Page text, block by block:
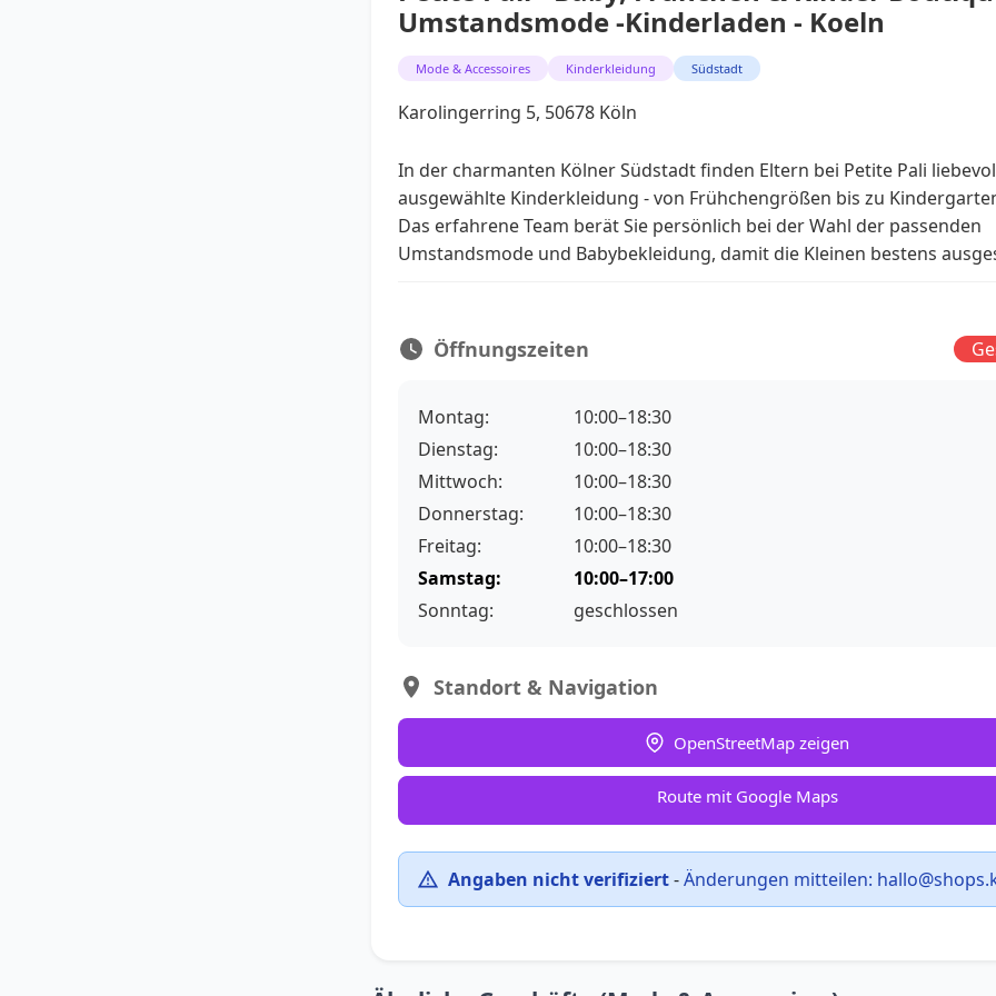
Umstandsmode -Kinderladen - Koeln
Mode & Accessoires Kinderkleidung Südstadt
Karolingerring 5, 50678 Köln
In der charmanten Kölner Südstadt finden Eltern bei Petite Pali
ausgewählte Kinderkleidung - von Frühchengrößen bis zu
Das erfahrene Team berät Sie persönlich bei der Wahl der passenden
Umstandsmode und Babybekleidung, damit die Kleinen bestens
Öffnungszeiten
Montag:
10:00–18:30
Dienstag:
10:00–18:30
Mittwoch:
10:00–18:30
Donnerstag:
10:00–18:30
Freitag:
10:00–18:30
Samstag:
10:00–17:00
Sonntag:
geschlossen
Standort & Navigation
OpenStreetMap zeigen
Route mit Google Maps
Angaben nicht verifiziert-Änderungen mitteilen: